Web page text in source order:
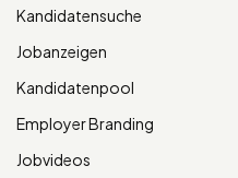
Kandidatensuche
Jobanzeigen
Kandidatenpool
Employer Branding
Jobvideos